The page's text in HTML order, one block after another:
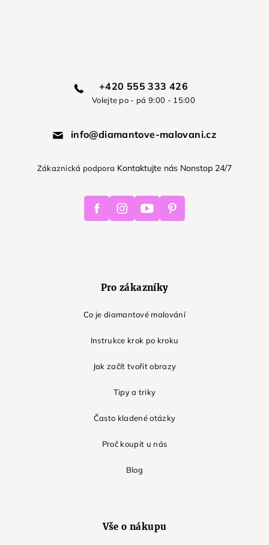
+420 555 333 426
Volejte po - pá 9:00 - 15:00
info@diamantove-malovani.cz
Zákaznická podpora Kontaktujte nás Nonstop 24/7
FacebookInstagramYoutube Pinterest
Pro zákazníky
Co je diamantové malování
Instrukce krok po kroku
Jak začít tvořit obrazy
Tipy a triky
Často kladené otázky
Proč koupit u nás
Blog
Vše o nákupu